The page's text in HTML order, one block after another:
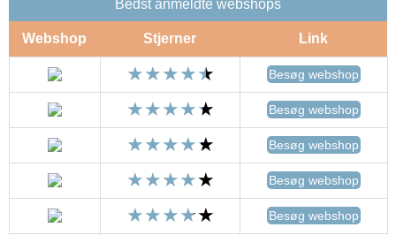
Bedst anmeldte webshops
Webshop Stjerner Link
Besøg webshop
Besøg webshop
Besøg webshop
Besøg webshop
Besøg webshop